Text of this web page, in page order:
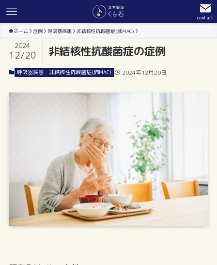
contact
ホーム 症例 呼吸器疾患 非結核性抗酸菌症(肺MAC)
非結核性抗酸菌症の症例
2024
12/20
呼吸器疾患 非結核性抗酸菌症(肺MAC) 2024年12月20日